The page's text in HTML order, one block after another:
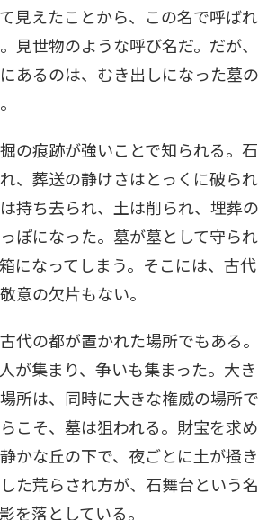
見えたことから、この名で呼ばれ
見世物のような呼び名だ。だが、
あるのは、むき出しになった墓の
の痕跡が強いことで知られる。石
、葬送の静けさはとっくに破られ
持ち去られ、土は削られ、埋葬の
ぽになった。墓が墓として守られ
になってしまう。そこには、古代
意の欠片もない。
代の都が置かれた場所でもある。
が集まり、争いも集まった。大き
所は、同時に大きな権威の場所で
こそ、墓は狙われる。財宝を求め
かな丘の下で、夜ごとに土が掻き
た荒らされ方が、石舞台という名
を落としている。